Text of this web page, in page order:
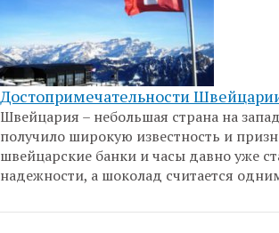
Достопримечательности
Швейцария – небольшая страна на
получило широкую известность и
швейцарские банки и часы давно уже
надежности, а шоколад считается